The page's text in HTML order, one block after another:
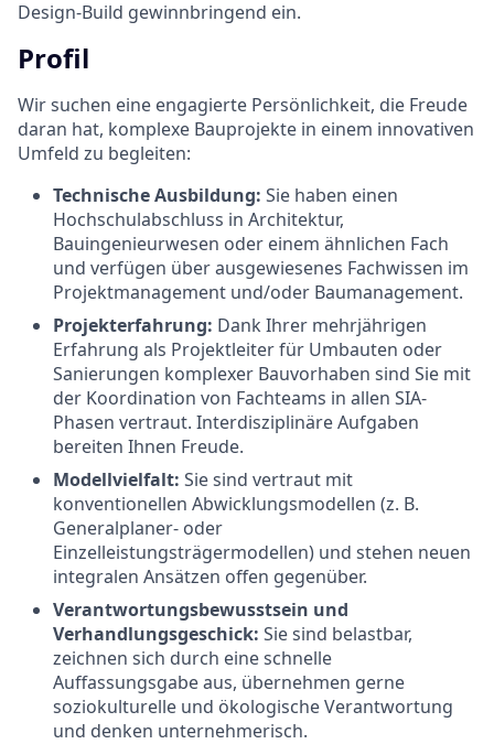
Design-Build gewinnbringend ein.
Profil
Wir suchen eine engagierte Persönlichkeit, die Freude
daran hat, komplexe Bauprojekte in einem innovativen
Umfeld zu begleiten:
Technische Ausbildung: Sie haben einen
Hochschulabschluss in Architektur,
Bauingenieurwesen oder einem ähnlichen Fach
und verfügen über ausgewiesenes Fachwissen im
Projektmanagement und/oder Baumanagement.
Projekterfahrung: Dank Ihrer mehrjährigen
Erfahrung als Projektleiter für Umbauten oder
Sanierungen komplexer Bauvorhaben sind Sie mit
der Koordination von Fachteams in allen SIA-
Phasen vertraut. Interdisziplinäre Aufgaben
bereiten Ihnen Freude.
Modellvielfalt: Sie sind vertraut mit
konventionellen Abwicklungsmodellen (z. B.
Generalplaner- oder
Einzelleistungsträgermodellen) und stehen neuen
integralen Ansätzen offen gegenüber.
Verantwortungsbewusstsein und
Verhandlungsgeschick: Sie sind belastbar,
zeichnen sich durch eine schnelle
Auffassungsgabe aus, übernehmen gerne
soziokulturelle und ökologische Verantwortung
und denken unternehmerisch.